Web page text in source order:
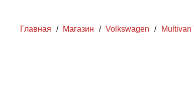
Главная / Магазин / Volkswagen / Multivan